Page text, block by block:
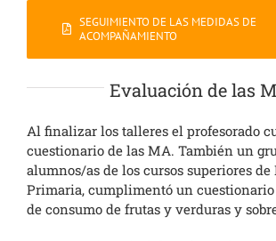
SEGUIMIENTO DE LAS MEDIDAS DE
ACOMPAÑAMIENTO
Evaluación de las
Al finalizar los talleres el profesorado
cuestionario de las MA. También un
alumnos/as de los cursos superiores de
Primaria, cumplimentó un cuestionario
de consumo de frutas y verduras y